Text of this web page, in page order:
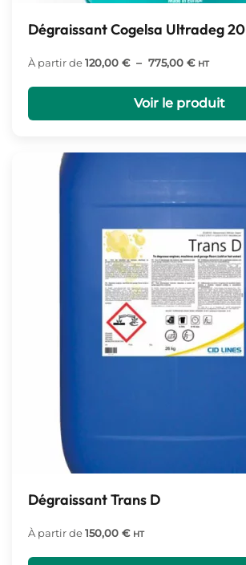
Dégraissant Cogelsa Ultradeg 20
À partir de120,00 € – 775,00 €Plage
120,00 €
à
HT
Voir le produit
Dégraissant Trans D
À partir de150,00 € HT